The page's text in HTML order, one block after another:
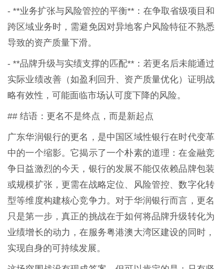
- **业务扩张与风险管控的平衡**：在争取省级项目和
跨区域业务时，需避免因对异地客户风险特征不熟悉
导致的资产质量下滑。
- **品牌升级与实绩支撑的匹配**：若更名后未能通过
实际业绩改善（如盈利回升、资产质量优化）证明战
略有效性，可能面临市场认可度下降的风险。
## 结语：更名不是终点，而是新起点
广东华润银行的更名，是中国区域性银行在时代变革
中的一个缩影。它揭示了一个朴素的道理：在金融竞
争日益激烈的今天，银行的发展不能仅依赖品牌包装
或规模扩张，更需在战略定位、风险管控、数字化转
型等维度构建核心竞争力。对于华润银行而言，更名
只是第一步，真正的挑战在于如何将品牌升级转化为
业绩增长的动力，在服务粤港澳大湾区建设的同时，
实现自身的可持续发展。